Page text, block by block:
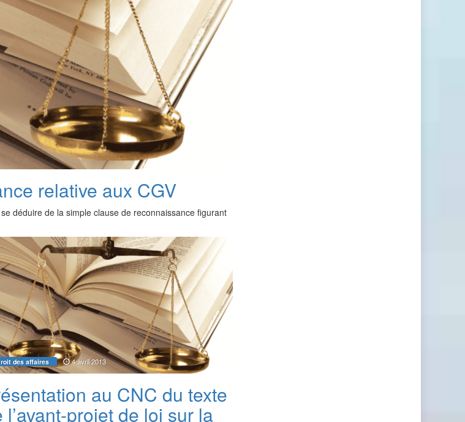
relative aux CGV
déduire de la simple clause de reconnaissance figurant
des affaires 4 avril 2013
au CNC du texte
l’avant-projet de loi sur la